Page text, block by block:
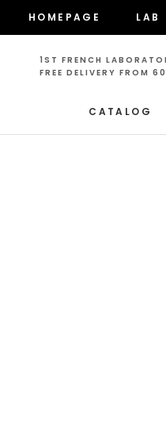
HOMEPAGE LAB
1ST FRENCH
FREE DELIVERY FROM
CATALOG